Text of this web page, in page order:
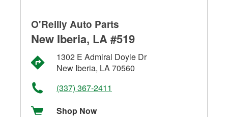
O'Reilly Auto Parts
New Iberia, LA #519
1302 E Admiral Doyle Dr
New Iberia, LA 70560
(337) 367-2411
Shop Now